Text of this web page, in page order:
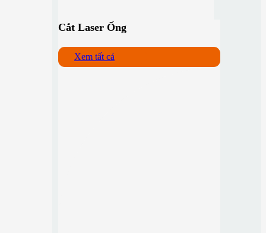
Cắt Laser Ống
Xem tất cả